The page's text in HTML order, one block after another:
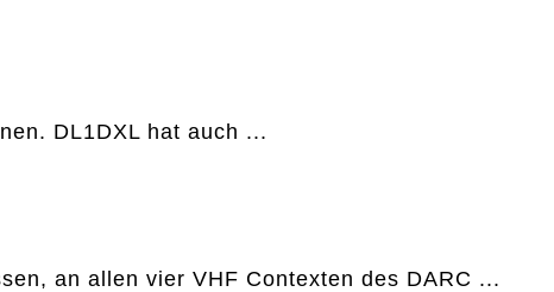
DL1DXL hat auch ...
an allen vier VHF Contexten des DARC ...